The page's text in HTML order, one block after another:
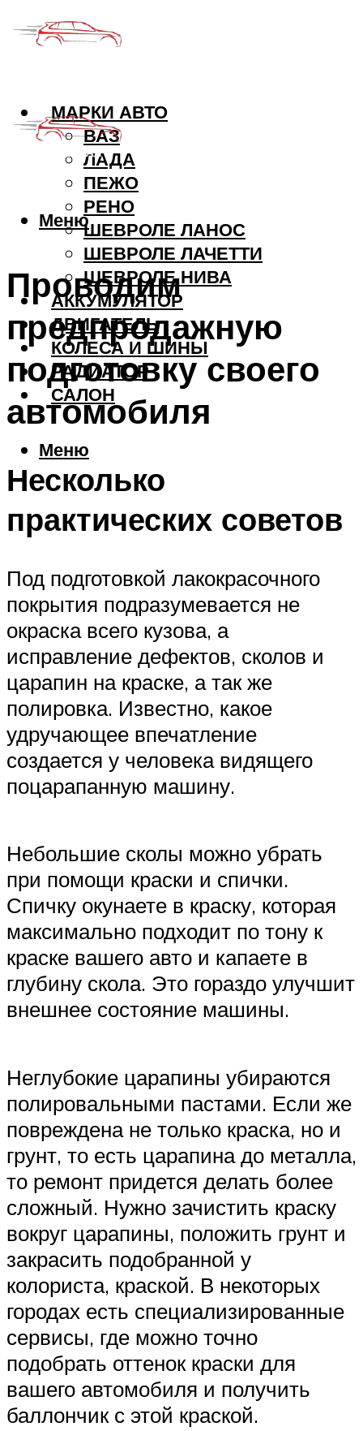
МАРКИ АВТО
ВАЗ
ЛАДА
ПЕЖО
РЕНО
ШЕВРОЛЕ ЛАНОС
ШЕВРОЛЕ ЛАЧЕТТИ
ШЕВРОЛЕ НИВА
АККУМУЛЯТОР
ДВИГАТЕЛЬ
КОЛЕСА И ШИНЫ
РАДИАТОР
САЛОН
Меню
Меню
Проводим
предпродажную
подготовку своего
автомобиля
Несколько
практических советов
Под подготовкой лакокрасочного
покрытия подразумевается не
окраска всего кузова, а
исправление дефектов, сколов и
царапин на краске, а так же
полировка. Известно, какое
удручающее впечатление
создается у человека видящего
поцарапанную машину.
Небольшие сколы можно убрать
при помощи краски и спички.
Спичку окунаете в краску, которая
максимально подходит по тону к
краске вашего авто и капаете в
глубину скола. Это гораздо улучшит
внешнее состояние машины.
Неглубокие царапины убираются
полировальными пастами. Если же
повреждена не только краска, но и
грунт, то есть царапина до металла,
то ремонт придется делать более
сложный. Нужно зачистить краску
вокруг царапины, положить грунт и
закрасить подобранной у
колориста, краской. В некоторых
городах есть специализированные
сервисы, где можно точно
подобрать оттенок краски для
вашего автомобиля и получить
баллончик с этой краской.